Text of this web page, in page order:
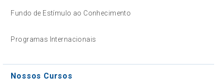
Fundo de Estímulo ao Conhecimento
Programas Internacionais
Nossos Cursos